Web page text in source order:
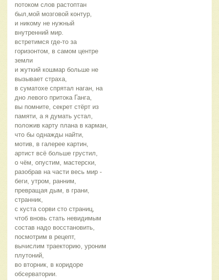
потоком слов растоптан
был,мой мозговой контур,
и никому не нужный
внутренний мир.
встретимся где-то за
горизонтом, в самом центре
земли
и жуткий кошмар больше не
вызывает страха,
в суматохе спрятал наган, на
дно левого притока Ганга,
вы помните, секрет стёрт из
памяти, а я думать устал,
положив карту плана в карман,
что бы однажды найти,
мотив, в галерее картин,
артист всё больше грустил,
о чём, опустим, мастерски,
разобрав на части весь мир -
беги, утром, ранним,
превращая дым, в грани,
странник,
с куста сорви сто страниц,
чтоб вновь стать невидимым
состав надо восстановить,
посмотрим в рецепт,
вычислим траекторию, уроним
плутоний,
во вторник, в коридоре
обсерватории.